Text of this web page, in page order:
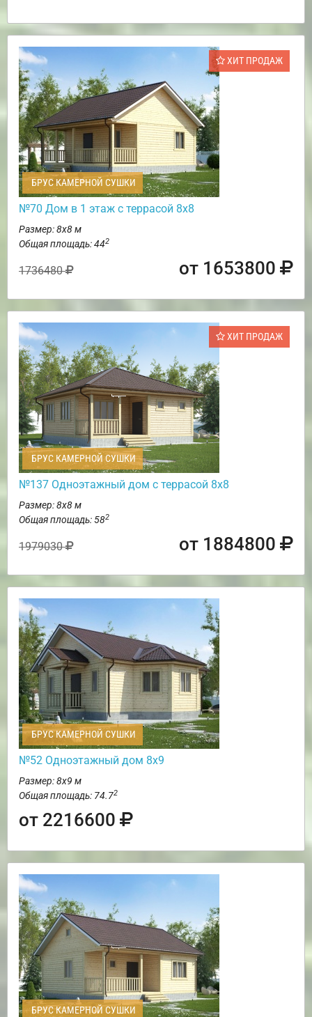
ХИТ ПРОДАЖ
БРУС КАМЕРНОЙ СУШКИ
№70 Дом в 1 этаж с террасой 8х8
Размер: 8х8 м
Общая площадь: 442
1736480 от 1653800
ХИТ ПРОДАЖ
БРУС КАМЕРНОЙ СУШКИ
№137 Одноэтажный дом с террасой 8х8
Размер: 8х8 м
Общая площадь: 582
1979030 от 1884800
БРУС КАМЕРНОЙ СУШКИ
№52 Одноэтажный дом 8х9
Размер: 8х9 м
Общая площадь: 74.72
от 2216600
БРУС КАМЕРНОЙ СУШКИ